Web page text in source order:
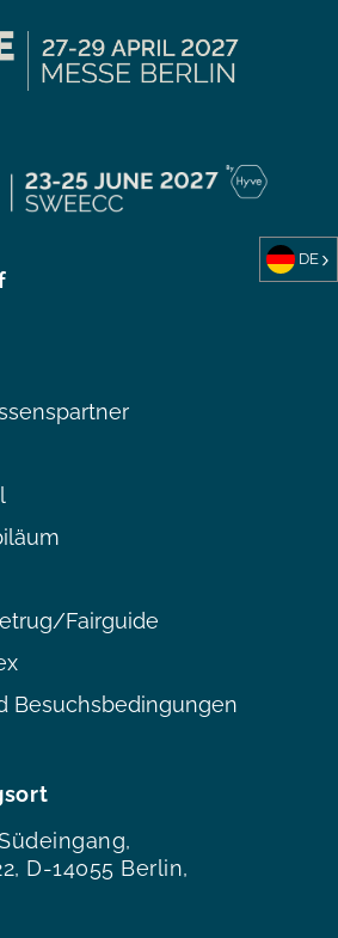
D-14055 Berlin,
Fairguide
Besuchsbedingungen
DE